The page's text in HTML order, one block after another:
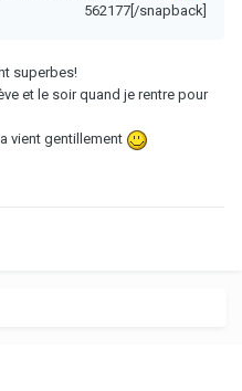
562177[/snapback]
superbes!
et le soir quand je rentre pour
vient gentillement